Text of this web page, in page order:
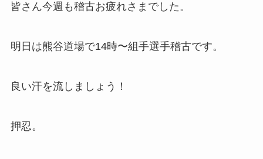
皆さん今週も稽古お疲れさまでした。
明日は熊谷道場で14時〜組手選手稽古です。
良い汗を流しましょう！
押忍。